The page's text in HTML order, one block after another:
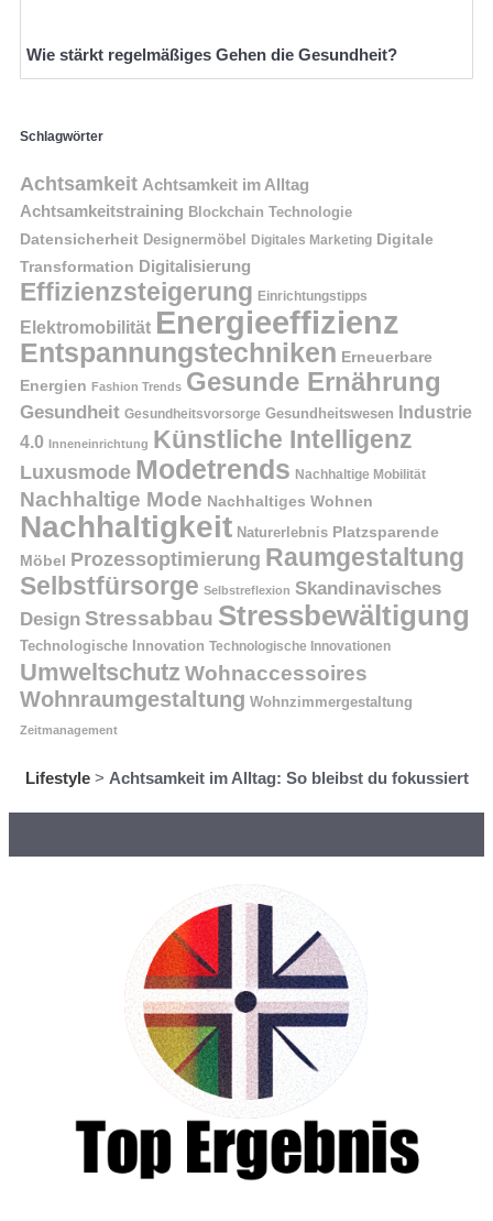
Wie stärkt regelmäßiges Gehen die Gesundheit?
Schlagwörter
Achtsamkeit Achtsamkeit im Alltag
Achtsamkeitstraining Blockchain Technologie
Datensicherheit Designermöbel Digitales Marketing Digitale
Transformation Digitalisierung
Effizienzsteigerung Einrichtungstipps
Elektromobilität Energieeffizienz
Entspannungstechniken Erneuerbare
Energien Fashion Trends Gesunde Ernährung
Gesundheit Gesundheitsvorsorge Gesundheitswesen
Industrie
4.0
Inneneinrichtung Künstliche Intelligenz
Luxusmode Modetrends Nachhaltige Mobilität
Nachhaltige Mode Nachhaltiges Wohnen
Nachhaltigkeit Naturerlebnis Platzsparende
Möbel
Prozessoptimierung Raumgestaltung
Selbstfürsorge Selbstreflexion Skandinavisches
Design Stressabbau Stressbewältigung
Technologische Innovation Technologische Innovationen
Umweltschutz Wohnaccessoires
Wohnraumgestaltung Wohnzimmergestaltung
Zeitmanagement
Lifestyle> Achtsamkeit im Alltag: So bleibst du fokussiert